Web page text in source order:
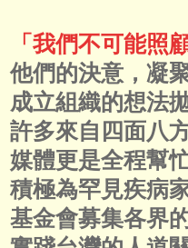
「我們不可能照
他們的決意，凝
成立組織的想法
許多來自四面八
媒體更是全程幫
積極為罕見疾病
基金會募集各界